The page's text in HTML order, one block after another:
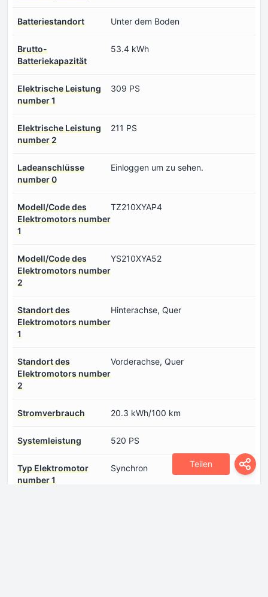
Teilen
Batteriestandort Unter dem Boden
Brutto-
Batteriekapazität
53.4 kWh
Elektrische Leistung
number 1
309 PS
Elektrische Leistung
number 2
211 PS
Ladeanschlüsse
number 0
Einloggen um zu sehen.
Modell/Code des
Elektromotors number
1
TZ210XYAP4
Modell/Code des
Elektromotors number
2
YS210XYA52
Standort des
Elektromotors number
1
Hinterachse, Quer
Standort des
Elektromotors number
2
Vorderachse, Quer
Stromverbrauch 20.3 kWh/100 km
Systemleistung 520 PS
Typ Elektromotor
number 1
Synchron